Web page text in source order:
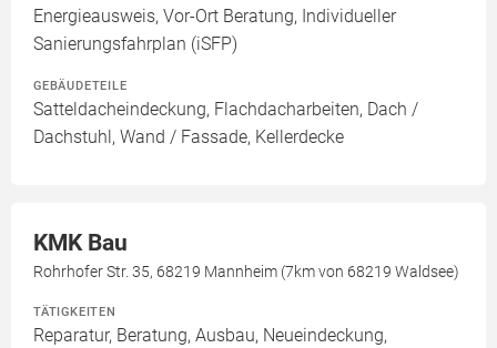
Energieausweis, Vor-Ort Beratung, Individueller
Sanierungsfahrplan (iSFP)
GEBÄUDETEILE
Satteldacheindeckung, Flachdacharbeiten, Dach /
Dachstuhl, Wand / Fassade, Kellerdecke
KMK Bau
Rohrhofer Str. 35, 68219 Mannheim (7km von 68219 Waldsee)
TÄTIGKEITEN
Reparatur, Beratung, Ausbau, Neueindeckung,